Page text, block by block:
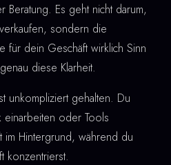
Beratung. Es geht nicht darum,
sondern die
für dein Geschäft wirklich Sinn
diese Klarheit.
unkompliziert gehalten. Du
einarbeiten oder Tools
Hintergrund, während du
konzentrierst.